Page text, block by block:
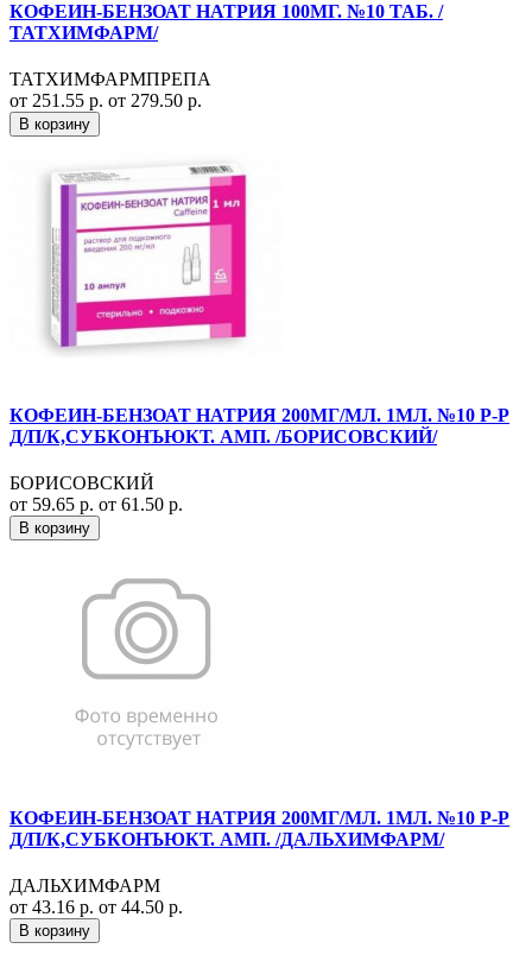
КОФЕИН-БЕНЗОАТ НАТРИЯ 100МГ. №10 ТАБ. /
ТАТХИМФАРМ/
ТАТХИМФАРМПРЕПА
от 251.55 р. от 279.50 р.
В корзину
КОФЕИН-БЕНЗОАТ НАТРИЯ 200МГ/МЛ. 1МЛ. №10 Р-Р
Д/П/К,СУБКОНЪЮКТ. АМП. /БОРИСОВСКИЙ/
БОРИСОВСКИЙ
от 59.65 р. от 61.50 р.
В корзину
КОФЕИН-БЕНЗОАТ НАТРИЯ 200МГ/МЛ. 1МЛ. №10 Р-Р
Д/П/К,СУБКОНЪЮКТ. АМП. /ДАЛЬХИМФАРМ/
ДАЛЬХИМФАРМ
от 43.16 р. от 44.50 р.
В корзину